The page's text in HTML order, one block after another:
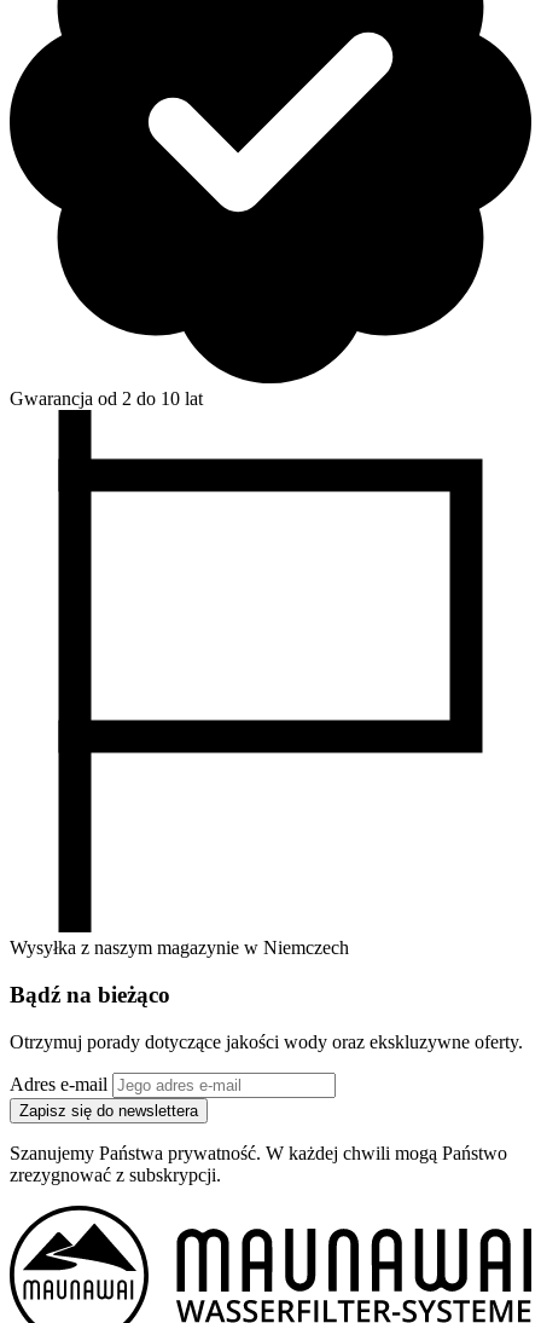
Gwarancja od 2 do 10 lat
Wysyłka z naszym magazynie w Niemczech
Bądź na bieżąco
Otrzymuj porady dotyczące jakości wody oraz ekskluzywne oferty.
Adres e-mail
Zapisz się do newslettera
Szanujemy Państwa prywatność. W każdej chwili mogą Państwo
zrezygnować z subskrypcji.